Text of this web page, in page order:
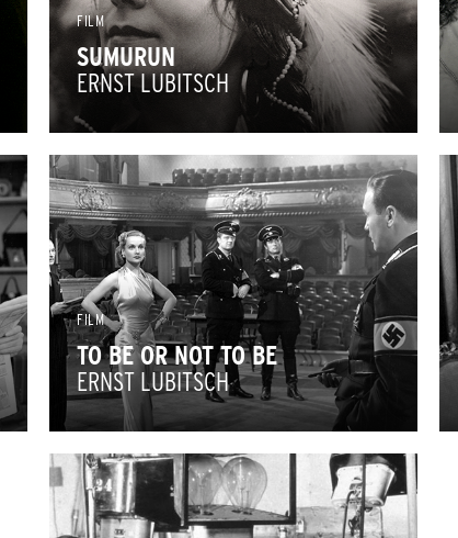
FILM
SUMURUN
ERNST LUBITSCH
FILM
TO BE OR NOT TO BE
ERNST LUBITSCH